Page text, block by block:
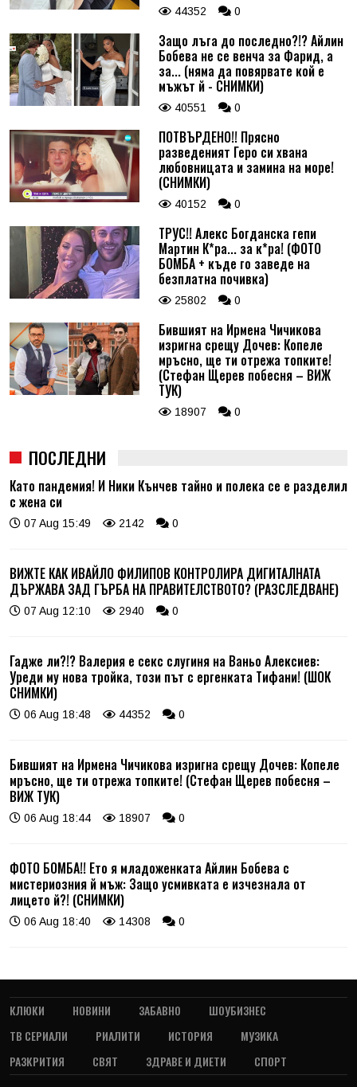
44352 0
Защо лъга до последно?!? Айлин
Бобева не се венча за Фарид, а
за... (няма да повярвате кой е
мъжът й - СНИМКИ)
40551 0
ПОТВЪРДЕНО!! Прясно
разведеният Геро си хвана
любовницата и замина на море!
(СНИМКИ)
40152 0
ТРУС!! Алекс Богданска гепи
Мартин К*ра... за к*ра! (ФОТО
БОМБА + къде го заведе на
безплатна почивка)
25802 0
Бившият на Ирмена Чичикова
изригна срещу Дочев: Копеле
мръсно, ще ти отрежа топките!
(Стефан Щерев побесня – ВИЖ
ТУК)
18907 0
ПОСЛЕДНИ
Като пандемия! И Ники Кънчев тайно и полека се е разделил
с жена си
07 Aug 15:49 2142 0
ВИЖТЕ КАК ИВАЙЛО ФИЛИПОВ КОНТРОЛИРА ДИГИТАЛНАТА
ДЪРЖАВА ЗАД ГЪРБА НА ПРАВИТЕЛСТВОТО? (РАЗСЛЕДВАНЕ)
07 Aug 12:10 2940 0
Гадже ли?!? Валерия е секс слугиня на Ваньо Алексиев:
Уреди му нова тройка, този път с ергенката Тифани! (ШОК
СНИМКИ)
06 Aug 18:48 44352 0
Бившият на Ирмена Чичикова изригна срещу Дочев: Копеле
мръсно, ще ти отрежа топките! (Стефан Щерев побесня –
ВИЖ ТУК)
06 Aug 18:44 18907 0
ФОТО БОМБА!! Ето я младоженката Айлин Бобева с
мистериозния й мъж: Защо усмивката е изчезнала от
лицето й?! (СНИМКИ)
06 Aug 18:40 14308 0
КЛЮКИ НОВИНИ ЗАБАВНО
ШОУБИЗНЕС
ТВ СЕРИАЛИ
РИАЛИТИ ИСТОРИЯ
МУЗИКА
РАЗКРИТИЯ
СВЯТ ЗДРАВЕ И ДИЕТИ СПОРТ